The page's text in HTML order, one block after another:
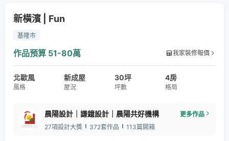
新橫濱 | Fun
基隆市
作品預算 51-80萬 我家裝修報價
北歐風
風格
新成屋
屋況
30坪
坪數
4房
格局
晨陽設計｜謙鐿設計｜晨陽共好機構
更多作品
27項設計大獎
372套作品 113篇開箱